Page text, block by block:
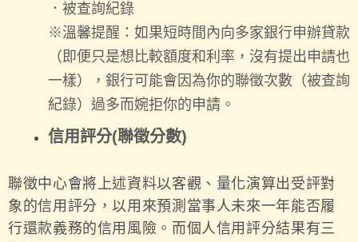
．被查詢紀錄
※溫馨提醒：如果短時間內向多家銀行申辦貸款
（即便只是想比較額度和利率，沒有提出申請也
一樣），銀行可能會因為你的聯徵次數（被查詢
紀錄）過多而婉拒你的申請。
信用評分(聯徵分數)
聯徵中心會將上述資料以客觀、量化演算出受評對
象的信用評分，以用來預測當事人未來一年能否履
行還款義務的信用風險。而個人信用評分結果有三